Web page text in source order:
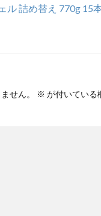
ル 詰め替え 770g 15
せん。 ※ が付いている